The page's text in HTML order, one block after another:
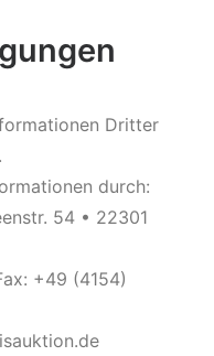
Dritter
durch:
54 • 22301
+49 (4154)